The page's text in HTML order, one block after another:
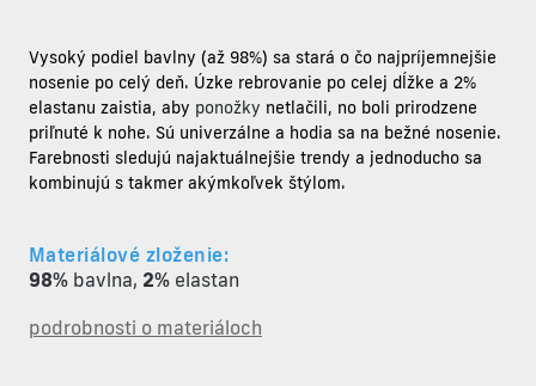
Vysoký podiel bavlny (až 98%) sa stará o čo najpríjemnejšie
nosenie po celý deň. Úzke rebrovanie po celej dĺžke a 2%
elastanu zaistia, aby ponožky netlačili, no boli prirodzene
priľnuté k nohe. Sú univerzálne a hodia sa na bežné nosenie.
Farebnosti sledujú najaktuálnejšie trendy a jednoducho sa
kombinujú s takmer akýmkoľvek štýlom.
Materiálové zloženie:
98% bavlna, 2% elastan
podrobnosti o materiáloch